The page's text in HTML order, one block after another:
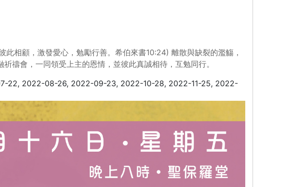
相顧，激發愛心，勉勵行善。希伯來書10:24) 離散與缺裂的濫觴，
禱會，一同領受上主的恩情，並彼此真誠相待，互勉同行。
22, 2022-08-26, 2022-09-23, 2022-10-28, 2022-11-25, 2022-